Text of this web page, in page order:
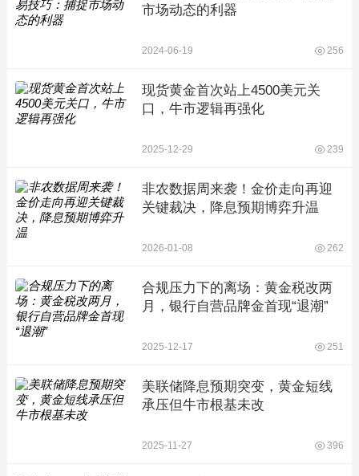
市场动态的利器
2024-06-19 256
现货黄金首次站上4500美元关
口，牛市逻辑再强化
2025-12-29 239
非农数据周来袭！金价走向再迎
关键裁决，降息预期博弈升温
2026-01-08 262
合规压力下的离场：黄金税改两
月，银行自营品牌金首现“退潮”
2025-12-17 251
美联储降息预期突变，黄金短线
承压但牛市根基未改
2025-11-27 396